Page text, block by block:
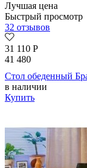
Лучшая цена
Быстрый просмотр
32 отзывов
31 110 Р
41 480
Стол обеденный
в наличии
Купить